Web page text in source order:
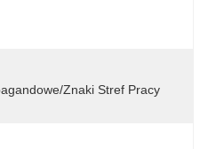
znaki Stref Pracy